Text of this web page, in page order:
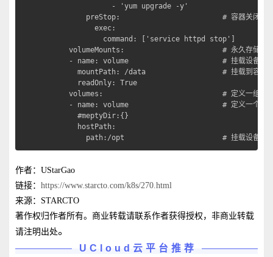
- 'yum upgrade -y'
preStop:                        # 容器关闭之前
exec:
command: ['service httpd stop']
volumeMounts:                       # 永久存储挂
- name: volume                      # 挂载设备名
mountPath: /data                  # 挂载到容器的
readOnly: True
volumes:                            # 定义一组挂
- name: volume                      # 定义一个挂载
#meptyDir:{}
hostPath:
path:/opt                       # 挂载设备类型
作者：UStarGao
链接： https://www.starcto.com/k8s/270.html
来源：STARCTO
著作权归作者所有。商业转载请联系作者获得授权，非商业转载
请注明出处。
UCloud云平台推荐